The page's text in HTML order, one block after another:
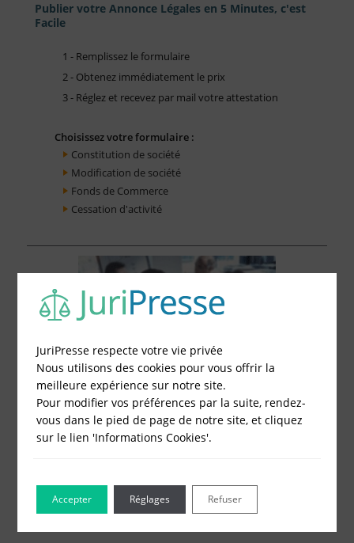
Publier votre Annonce Légales en 5 Minutes, c'est
Facile
1 - Remplissez le formulaire
2 - Obtenez immédiatement le prix
3 - Réglez et recevez par mail votre attestation
Choisissez votre formulaire :
Constitution de société
Modification de société
Fonds de Commerce
Cessation d'activité
Le Blog pour les Entreprises
JuriPresse respecte votre vie privée
Nous utilisons des cookies pour vous offrir la
meilleure expérience sur notre site.
Pour modifier vos préférences par la suite, rendez-
vous dans le pied de page de notre site, et cliquez
sur le lien 'Informations Cookies'.
Accepter Refuser
Réglages